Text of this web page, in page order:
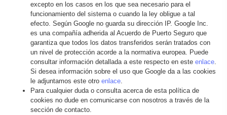
excepto en los casos en los que sea necesario para el
funcionamiento del sistema o cuando la ley obligue a tal
efecto. Según Google no guarda su dirección IP. Google Inc.
es una compañía adherida al Acuerdo de Puerto Seguro que
garantiza que todos los datos transferidos serán tratados con
un nivel de protección acorde a la normativa europea. Puede
consultar información detallada a este respecto en este enlace.
Si desea información sobre el uso que Google da a las cookies
le adjuntamos este otro enlace.
Para cualquier duda o consulta acerca de esta política de
cookies no dude en comunicarse con nosotros a través de la
sección de contacto.